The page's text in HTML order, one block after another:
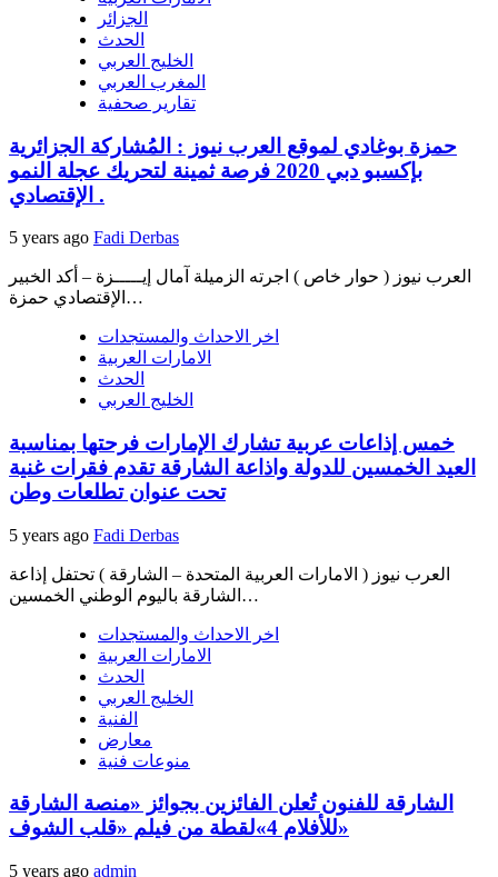
الجزائر
الحدث
الخليج العربي
المغرب العربي
تقارير صحفية
حمزة بوغادي لموقع العرب نيوز : المُشاركة الجزائرية
بإكسبو دبي 2020 فرصة ثمينة لتحريك عجلة النمو
الإقتصادي .
5 years ago Fadi Derbas
العرب نيوز ( حوار خاص ) اجرته الزميلة آمال إيـــــزة – أكد الخبير
الإقتصادي حمزة…
اخر الاحداث والمستجدات
الامارات العربية
الحدث
الخليج العربي
خمس إذاعات عربية تشارك الإمارات فرحتها بمناسبة
العيد الخمسين للدولة واذاعة الشارقة تقدم فقرات غنية
تحت عنوان تطلعات وطن
5 years ago Fadi Derbas
العرب نيوز ( الامارات العربية المتحدة – الشارقة ) تحتفل إذاعة
الشارقة باليوم الوطني الخمسين…
اخر الاحداث والمستجدات
الامارات العربية
الحدث
الخليج العربي
الفنية
معارض
منوعات فنية
الشارقة للفنون تُعلن الفائزين بجوائز «منصة الشارقة
للأفلام 4»لقطة من فيلم «قلب الشوف»
5 years ago admin